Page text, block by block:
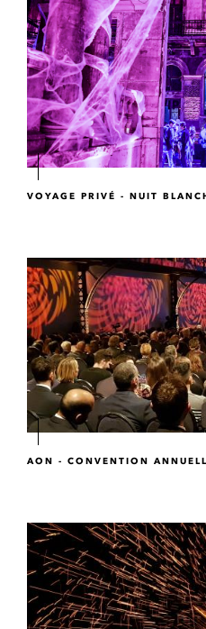
VOYAGE PRIVÉ - NUIT
AON - CONVENTION